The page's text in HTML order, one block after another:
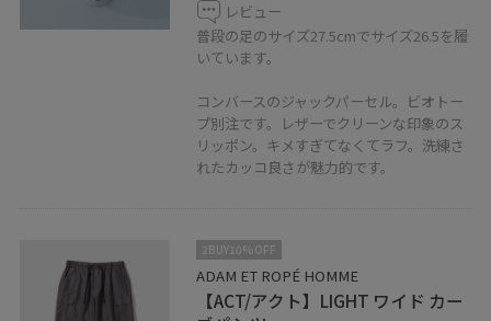
レビュー
普段の足のサイズ27.5cmでサイズ26.5を履
いています。
コンバースのジャックパーセル。ビオトー
プ別注です。レザーでクリーンな印象のス
リッポン。キメすぎてなくてラフ。洗練さ
れたカッコ良さが魅力的です。
2BUY10%OFF
ADAM ET ROPÉ HOMME
【ACT/アクト】LIGHT ワイド カー